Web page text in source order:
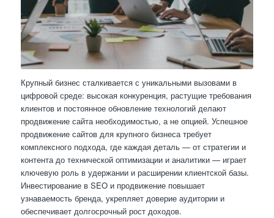
Крупный бизнес сталкивается с уникальными вызовами в
цифровой среде: высокая конкуренция, растущие требования
клиентов и постоянное обновление технологий делают
продвижение сайта необходимостью, а не опцией. Успешное
продвижение сайтов для крупного бизнеса требует
комплексного подхода, где каждая деталь — от стратегии и
контента до технической оптимизации и аналитики — играет
ключевую роль в удержании и расширении клиентской базы.
Инвестирование в SEO и продвижение повышает
узнаваемость бренда, укрепляет доверие аудитории и
обеспечивает долгосрочный рост доходов.